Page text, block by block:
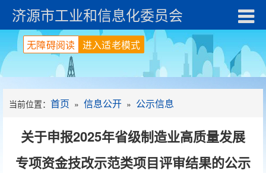
济源市工业和信息化委员会
当前位置： 首页 » 信息公开 » 公示信息
关于申报2025年省级制造业高质量发展
专项资金技改示范类项目评审结果的公示
进入适老模式
无障碍阅读